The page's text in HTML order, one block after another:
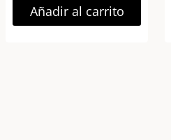
Memoria
SDHC
Añadir al carrito